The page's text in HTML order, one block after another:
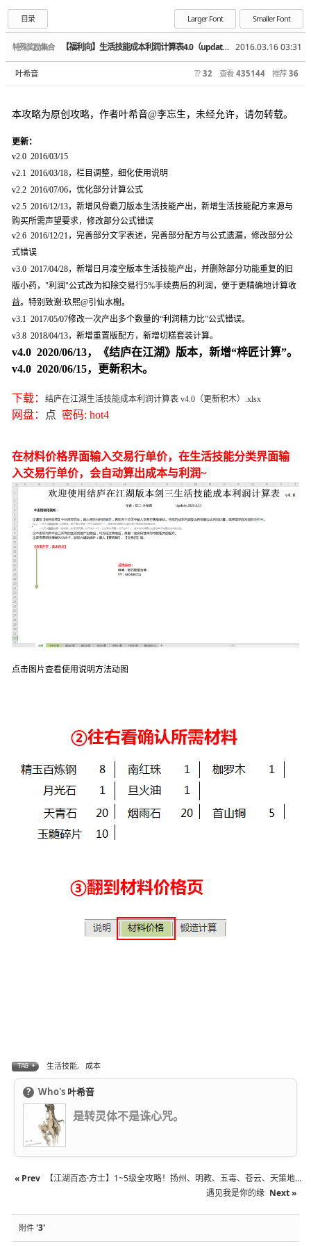
目录 Larger Font Smaller Font
特殊奖励集合 2016.03.16 03:31
【福利向】生活技能成本利润计算表4.0（update 2020.6.15）
叶希音 ?? 32 查看 435144 推荐 36
本攻略为原创攻略，作者叶希音@李忘生，未经允许，请勿转载。
更新：
v2.0 2016/03/15
v2.1 2016/03/18，栏目调整，细化使用说明
v2.2 2016/07/06，优化部分计算公式
v2.5 2016/12/13， 新增风骨霸刀版本生活技能产出，新增生活技能配方来源与
购买所需声望要求，修改部分公式错误
v2.6 2016/12/21，完善部分文字表述，完善部分配方与公式遗漏，修改部分公
式错误
v3.0 2017/04/28，新增日月凌空版本生活技能产出，并删除部分功能重复的旧
版小药，"利润"公式改为扣除交易行5%手续费后的利润，便于更精确地计算收
益。特别致谢:玖熙@引仙水榭。
v3.1 2017/05/07修改一次产出多个数量的“利润精力比”公式错误。
v3.8 2018/04/13，新增重置版配方，新增切糕套装计算。
v4.0 2020/06/13，《结庐在江湖》版本，新增“梓匠计算”。
v4.0 2020/06/15，更新积木。
下载： 结庐在江湖生活技能成本利润计算表 v4.0（更新积木）.xlsx
网盘： 点 密码: hot4
在材料价格界面输入交易行单价，在生活技能分类界面输
入交易行单价，会自动算出成本与利润~
点击图片查看使用说明方法动图
TAG • 生活技能, 成本
? Who's 叶希音
是转灵体不是诛心咒。
« Prev
【江湖百态·方士】1~5级全攻略！扬州、明教、五毒、苍云、天策地...
遇见我是你的缘 Next »
附件 '3'